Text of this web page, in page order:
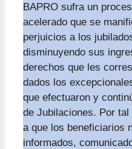
BAPRO sufra un
acelerado que se
perjuicios a los
disminuyendo sus
derechos que les
dados los
que efectuaron y
de Jubilaciones. Por
a que los beneficiarios
informados,